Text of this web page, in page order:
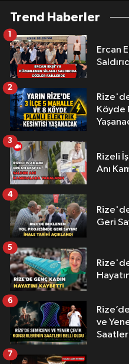
Trend Haberler
Ercan Ekşi'ye
1
Köyde
2
Rizeli
Anı
3
Geri
4
5
ve
6
7